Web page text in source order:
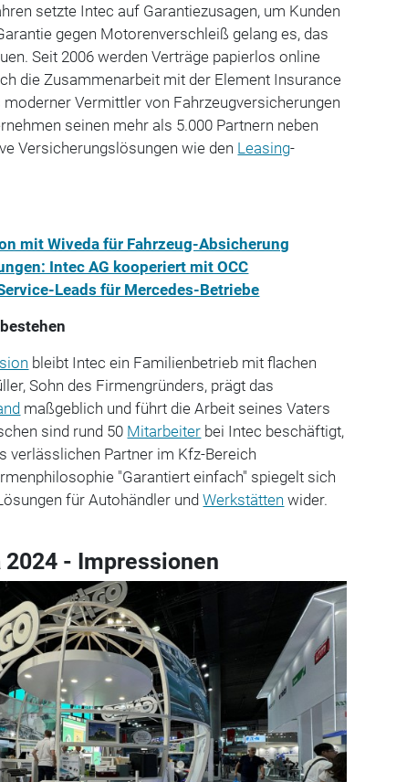
setzte Intec auf Garantiezusagen, um Kunden
gegen Motorenverschleiß gelang es, das
Seit 2006 werden Verträge papierlos online
die Zusammenarbeit mit der Element Insurance
Vermittler von Fahrzeugversicherungen
seinen mehr als 5.000 Partnern neben
Versicherungslösungen wie den Leasing-
mit Wiveda für Fahrzeug-Absicherung
Intec AG kooperiert mit OCC
Leads für Mercedes-Betriebe
bleibt Intec ein Familienbetrieb mit flachen
Sohn des Firmengründers, prägt das
maßgeblich und führt die Arbeit seines Vaters
sind rund 50 Mitarbeiter bei Intec beschäftigt,
verlässlichen Partner im Kfz-Bereich
"Garantiert einfach" spiegelt sich
für Autohändler undWerkstätten wider.
- Impressionen